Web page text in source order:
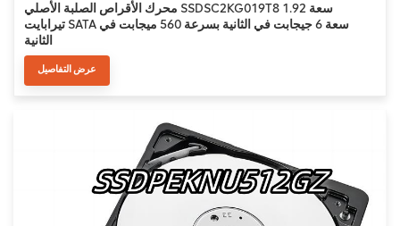
محرك الأقراص الصلبة الأصلي SSDSC2KG019T8 سعة 1.92
تيرابايت SATA سعة 6 جيجابت في الثانية بسرعة 560 ميجابت في
الثانية
عرض التفاصيل